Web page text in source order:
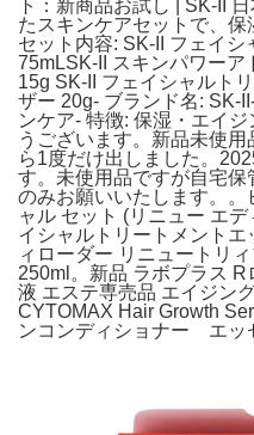
ト：新商品お試し | SK-II
たスキンケアセットで、
セット内容: SK-II フェイ
75mLSK-II スキンパワーア
15g SK-II フェイシャルト
ザー 20g- ブランド名: SK-
ンケア- 特徴: 保湿・エイ
うございます。新品未使
ら1度だけ出しました。
す。未使用品ですが自宅
のみお願いいたします。。
ャル セット (リニュー エ
イシャルトリートメント
ィローダー リニュートリ
250ml。新品 ラボプラス
液 エステ専売品 エイジン
CYTOMAX Hair Growth
ンコンディショナー エ